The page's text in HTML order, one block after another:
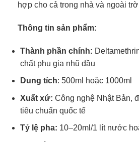
hợp cho cả trong nhà và ngoài
Thông tin sản phẩm:
Thành phần chính:
chất phụ gia nhũ dầu
Dung tích: 500ml hoặc 1000ml
Xuất xứ: Công nghệ Nhật Bản,
tiêu chuẩn quốc tế
Tỷ lệ pha: 10–20ml/1 lít nước